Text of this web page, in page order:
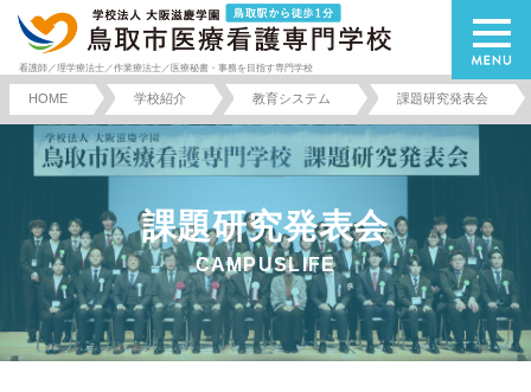
看護師／理学療法士／作業療法士／医療秘書・事務を目指す専門学校
HOME 学校紹介 教育システム 課題研究発表会
課題研究発表会
CAMPUSLIFE